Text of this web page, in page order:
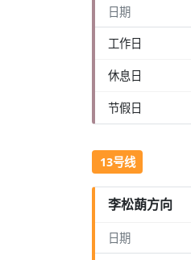
日期
工作日
休息日
节假日
13号线
李松蓢方向
日期